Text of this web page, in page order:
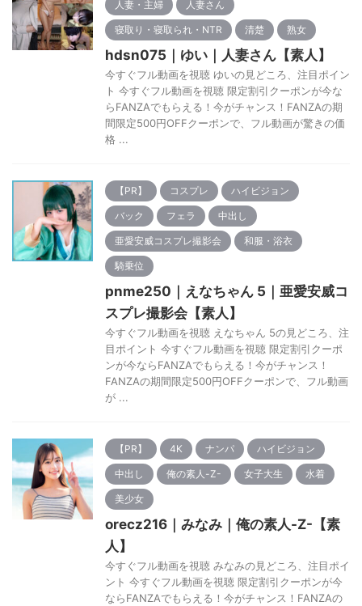
人妻・主婦 人妻さん
寝取り・寝取られ・NTR 清楚 熟女
hdsn075｜ゆい｜人妻さん【素人】
今すぐフル動画を視聴 ゆいの見どころ、注目ポイン
ト 今すぐフル動画を視聴 限定割引クーポンが今な
らFANZAでもらえる！今がチャンス！FANZAの期
間限定500円OFFクーポンで、フル動画が驚きの価
格 ...
【PR】 コスプレ ハイビジョン
バック フェラ 中出し
亜愛安威コスプレ撮影会 和服・浴衣
騎乗位
pnme250｜えなちゃん 5｜亜愛安威コ
スプレ撮影会【素人】
今すぐフル動画を視聴 えなちゃん 5の見どころ、注
目ポイント 今すぐフル動画を視聴 限定割引クーポ
ンが今ならFANZAでもらえる！今がチャンス！
FANZAの期間限定500円OFFクーポンで、フル動画
が ...
【PR】 4K ナンパ ハイビジョン
中出し 俺の素人-Z- 女子大生 水着
美少女
orecz216｜みなみ｜俺の素人-Z-【素
人】
今すぐフル動画を視聴 みなみの見どころ、注目ポイ
ント 今すぐフル動画を視聴 限定割引クーポンが今
ならFANZAでもらえる！今がチャンス！FANZAの